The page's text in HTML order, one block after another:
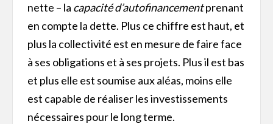
nette – la capacité d’autofinancementprenant
en compte la dette. Plus ce chiffre est haut, et
plus la collectivité est en mesure de faire face
à ses obligations et à ses projets. Plus il est bas
et plus elle est soumise aux aléas, moins elle
est capable de réaliser les investissements
nécessaires pour le long terme.